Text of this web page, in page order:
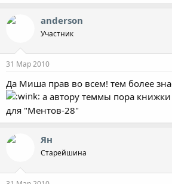
anderson
Участник
31 Мар 2010
Да Миша прав во всем! тем более
а автору теммы пора
для "Ментов-28"
Ян
Старейшина